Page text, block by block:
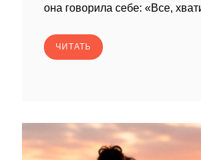
она говорила себе: «Все,
ЧИТАТЬ